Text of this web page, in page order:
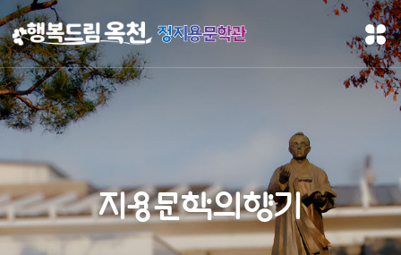
정지용문학관
지용문학의향기